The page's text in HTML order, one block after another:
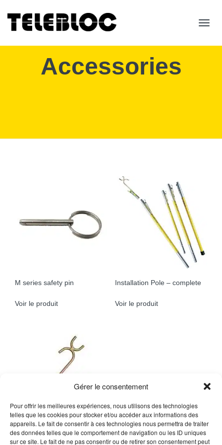
Gérer le consentement
Pour offrir les meilleures expériences, nous utilisons des technologies
telles que les cookies pour stocker et/ou accéder aux informations des
appareils. Le fait de consentir à ces technologies nous permettra de traiter
des données telles que le comportement de navigation ou les ID uniques
sur ce site. Le fait de ne pas consentir ou de retirer son consentement peut
Accessories
M series safety pin
Voir le produit
Installation Pole – complete
Voir le produit
Installation Pole – Tip only